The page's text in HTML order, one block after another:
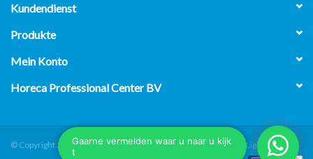
Kundendienst
Produkte
Mein Konto
Horeca Professional Center BV
© Copyright 2026 Horeca Professional Center BV - Powered by Lightspeed